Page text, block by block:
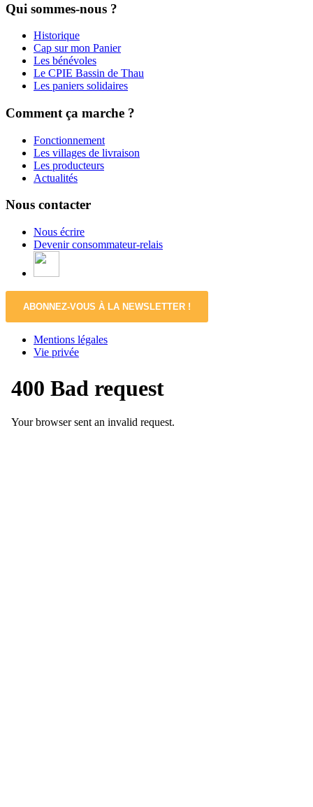
Qui sommes-nous ?
Historique
Cap sur mon Panier
Les bénévoles
Le CPIE Bassin de Thau
Les paniers solidaires
Comment ça marche ?
Fonctionnement
Les villages de livraison
Les producteurs
Actualités
Nous contacter
Nous écrire
Devenir consommateur-relais
ABONNEZ-VOUS À LA NEWSLETTER !
Mentions légales
Vie privée